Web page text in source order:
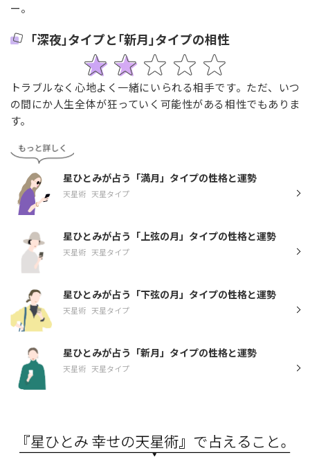
ー。
｢深夜｣タイプと｢新月｣タイプの相性
トラブルなく心地よく一緒にいられる相手です。ただ、いつ
の間にか人生全体が狂っていく可能性がある相性でもありま
す。
星ひとみが占う「満月」タイプの性格と運勢
天星術 天星タイプ
星ひとみが占う「上弦の月」タイプの性格と運勢
天星術 天星タイプ
星ひとみが占う「下弦の月」タイプの性格と運勢
天星術 天星タイプ
星ひとみが占う「新月」タイプの性格と運勢
天星術 天星タイプ